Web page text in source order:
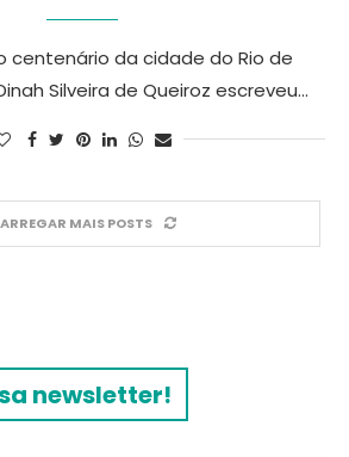
centenário da cidade do Rio de
Silveira de Queiroz escreveu…
MAIS POSTS
newsletter!